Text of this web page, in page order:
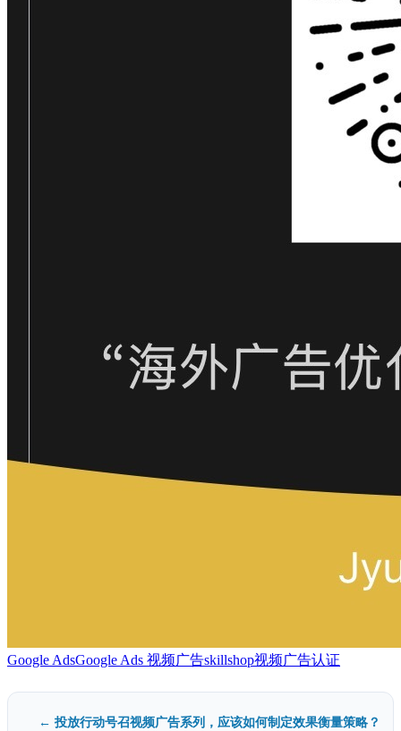
Google AdsGoogle Ads 视频广告skillshop视频广告认证
← 投放行动号召视频广告系列，应该如何制定效果衡量策略？